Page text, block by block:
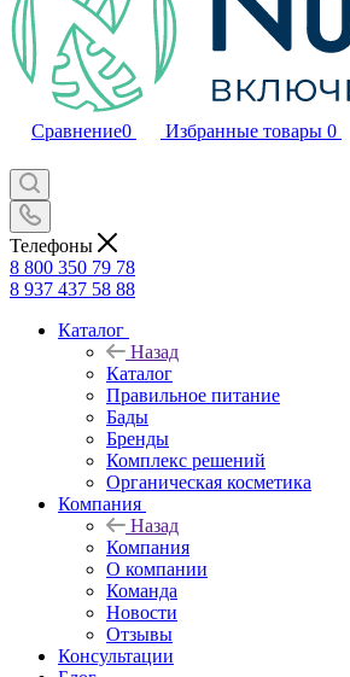
Сравнение0 Избранные товары 0
Телефоны
8 800 350 79 78
8 937 437 58 88
Каталог
Назад
Каталог
Правильное питание
Бады
Бренды
Комплекс решений
Органическая косметика
Компания
Назад
Компания
О компании
Команда
Новости
Отзывы
Консультации